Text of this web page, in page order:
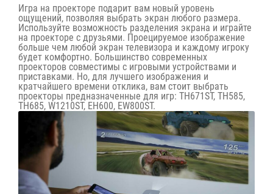
Игра на проекторе подарит вам новый уровень
ощущений, позволяя выбрать экран любого размера.
Используйте возможность разделения экрана и играйте
на проекторе с друзьями. Проецируемое изображение
больше чем любой экран телевизора и каждому игроку
будет комфортно. Большинство современных
проекторов совместимы с игровыми устройствами и
приставками. Но, для лучшего изображения и
кратчайшего времени отклика, вам стоит выбрать
проекторы предназначенные для игр: TH671ST, TH585,
TH685, W1210ST, EH600, EW800ST.